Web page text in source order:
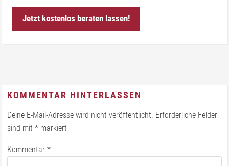
Jetzt kostenlos beraten lassen!
KOMMENTAR HINTERLASSEN
Deine E-Mail-Adresse wird nicht veröffentlicht. Erforderliche Felder
sind mit* markiert
Kommentar*